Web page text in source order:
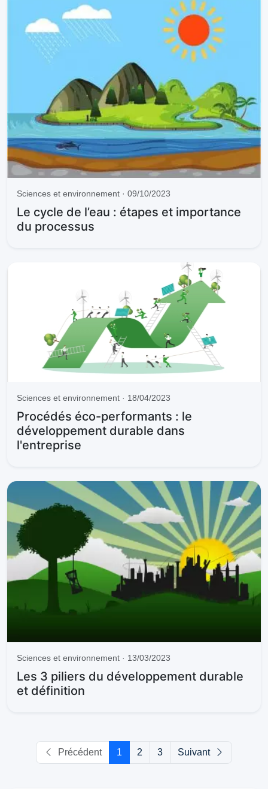
Sciences et environnement · 09/10/2023
Le cycle de l’eau : étapes et importance
du processus
Sciences et environnement · 18/04/2023
Procédés éco-performants : le
développement durable dans
l'entreprise
Sciences et environnement · 13/03/2023
Les 3 piliers du développement durable
et définition
Précédent 1 2 3 Suivant